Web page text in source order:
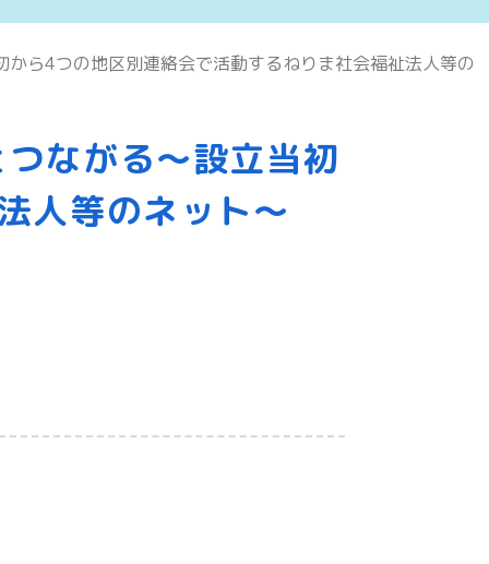
ら4つの地区別連絡会で活動するねりま社会福祉法人等の
ながる〜設立当初
人等のネット〜